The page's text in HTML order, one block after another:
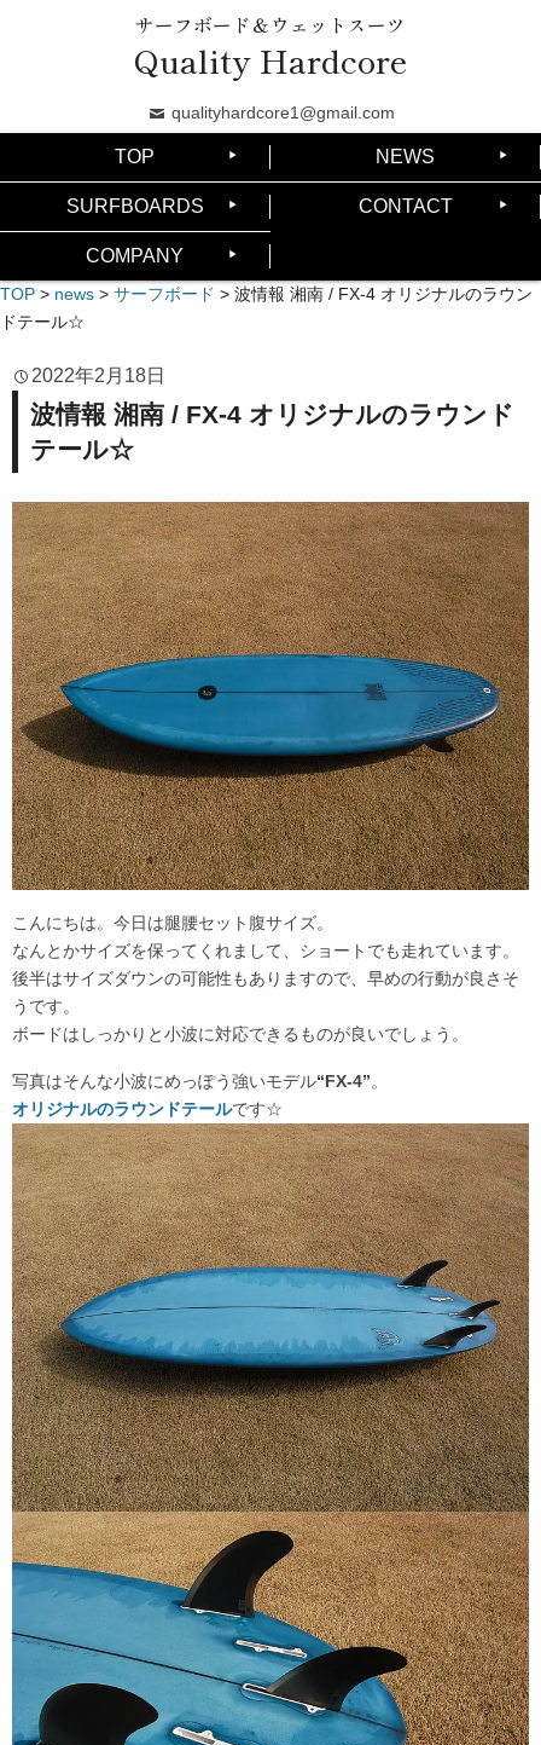
サーフボード＆ウェットスーツ
Quality Hardcore
qualityhardcore1@gmail.com
TOP NEWS
SURFBOARDS CONTACT
COMPANY
TOP > news > サーフボード > 波情報 湘南 / FX-4 オリジナルのラウン
ドテール☆
2022年2月18日
波情報 湘南 / FX-4 オリジナルのラウンド
テール☆
こんにちは。今日は腿腰セット腹サイズ。
なんとかサイズを保ってくれまして、ショートでも走れています。
後半はサイズダウンの可能性もありますので、早めの行動が良さそ
うです。
ボードはしっかりと小波に対応できるものが良いでしょう。
写真はそんな小波にめっぽう強いモデル“FX-4”。
オリジナルのラウンドテールです☆